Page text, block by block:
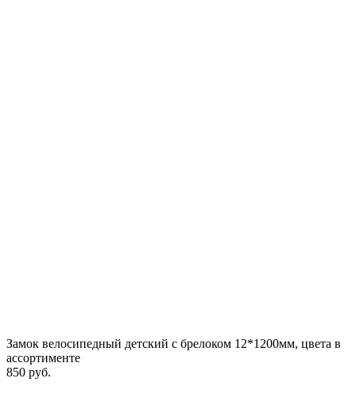
Замок велосипедный детский c брелоком 12*1200мм, цвета в
ассортименте
850 руб.